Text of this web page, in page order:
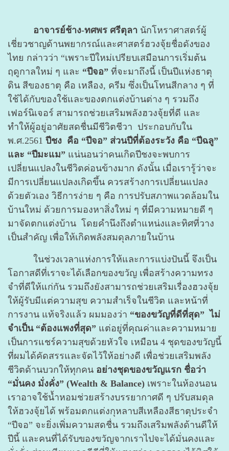
อาจารย์ช้าง-ทศพร ศรีตุลา นักโหราศาสตร์ผู้
เชี่ยวชาญด้านพยากรณ์และศาสตร์ฮวงจุ้ยชื่อดังของ
ไทย กล่าวว่า “เพราะปีใหม่เปรียบเสมือนการเริ่มต้น
ฤดูกาลใหม่ ๆ และ “ปีจอ” ที่จะมาถึงนี้ เป็นปีแห่งธาตุ
ดิน สีของธาตุ คือ เหลือง, ครีม ซึ่งเป็นโทนสีกลาง ๆ ที่
ใช้ได้กับของใช้และของตกแต่งบ้านต่าง ๆ รวมถึง
เฟอร์นิเจอร์ สามารถช่วยเสริมพลังฮวงจุ้ยที่ดี และ
ทำให้ผู้อยู่อาศัยสดชื่นมีชีวิตชีวา ประกอบกับใน
พ.ศ.2561 ปีชง คือ “ปีจอ” ส่วนปีที่ต้องระวัง คือ “ปีฉลู”
และ “ปีมะแม” แน่นอนว่าคนเกิดปีชงจะพบการ
เปลี่ยนแปลงในชีวิตค่อนข้างมาก ดังนั้น เมื่อเรารู้ว่าจะ
มีการเปลี่ยนแปลงเกิดขึ้น ควรสร้างการเปลี่ยนแปลง
ด้วยตัวเอง วิธีการง่าย ๆ คือ การปรับสภาพแวดล้อมใน
บ้านใหม่ ด้วยการมองหาสิ่งใหม่ ๆ ที่มีความหมายดี ๆ
มาจัดตกแต่งบ้าน โดยคำนึงถึงตำแหน่งและทิศที่วาง
เป็นสำคัญ เพื่อให้เกิดพลังสมดุลภายในบ้าน
ในช่วงเวลาแห่งการให้และการแบ่งปันนี้ จึงเป็น
โอกาสดีที่เราจะได้เลือกของขวัญ เพื่อสร้างความทรง
จำที่ดีให้แก่กัน รวมถึงยังสามารถช่วยเสริมเรื่องฮวงจุ้ย
ให้ผู้รับมีแต่ความสุข ความสำเร็จในชีวิต และหน้าที่
การงาน แท้จริงแล้ว ผมมองว่า “ของขวัญที่ดีที่สุด” ไม่
จำเป็น “ต้องแพงที่สุด” แต่อยู่ที่คุณค่าและความหมาย
เป็นการแชร์ความสุขด้วยหัวใจ เหมือน 4 ชุดของขวัญนี้
ที่ผมได้คัดสรรและจัดไว้ให้อย่างดี เพื่อช่วยเสริมพลัง
ชีวิตด้านบวกให้ทุกคน อย่างชุดของขวัญแรก ชื่อว่า
“มั่นคง มั่งคั่ง” (Wealth & Balance) เพราะในห้องนอน
เราอาจใช้น้ำหอมช่วยสร้างบรรยากาศดี ๆ ปรับสมดุล
ให้ฮวงจุ้ยได้ พร้อมตกแต่งกุหลาบสีเหลืองสีธาตุประจำ
“ปีจอ” จะยิ่งเพิ่มความสดชื่น รวมถึงเสริมพลังด้านดีให้
ปีนี้ และคนที่ได้รับของขวัญจากเราไปจะได้มั่นคงและ